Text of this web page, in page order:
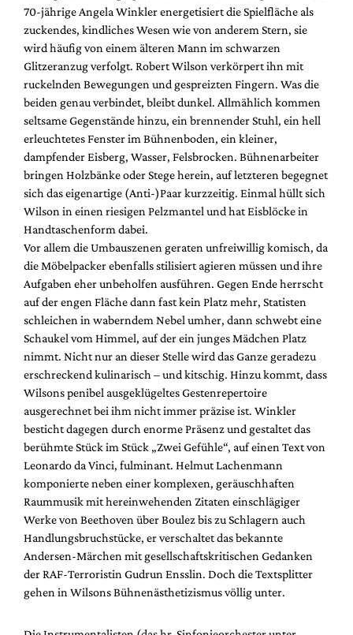
70-jährige Angela Winkler energetisiert die Spielfläche als
zuckendes, kindliches Wesen wie von anderem Stern, sie
wird häufig von einem älteren Mann im schwarzen
Glitzeranzug verfolgt. Robert Wilson verkörpert ihn mit
ruckelnden Bewegungen und gespreizten Fingern. Was die
beiden genau verbindet, bleibt dunkel. Allmählich kommen
seltsame Gegenstände hinzu, ein brennender Stuhl, ein hell
erleuchtetes Fenster im Bühnenboden, ein kleiner,
dampfender Eisberg, Wasser, Felsbrocken. Bühnenarbeiter
bringen Holzbänke oder Stege herein, auf letzteren begegnet
sich das eigenartige (Anti-)Paar kurzzeitig. Einmal hüllt sich
Wilson in einen riesigen Pelzmantel und hat Eisblöcke in
Handtaschenform dabei.
Vor allem die Umbauszenen geraten unfreiwillig komisch, da
die Möbelpacker ebenfalls stilisiert agieren müssen und ihre
Aufgaben eher unbeholfen ausführen. Gegen Ende herrscht
auf der engen Fläche dann fast kein Platz mehr, Statisten
schleichen in waberndem Nebel umher, dann schwebt eine
Schaukel vom Himmel, auf der ein junges Mädchen Platz
nimmt. Nicht nur an dieser Stelle wird das Ganze geradezu
erschreckend kulinarisch – und kitschig. Hinzu kommt, dass
Wilsons penibel ausgeklügeltes Gestenrepertoire
ausgerechnet bei ihm nicht immer präzise ist. Winkler
besticht dagegen durch enorme Präsenz und gestaltet das
berühmte Stück im Stück „Zwei Gefühle“, auf einen Text von
Leonardo da Vinci, fulminant. Helmut Lachenmann
komponierte neben einer komplexen, geräuschhaften
Raummusik mit hereinwehenden Zitaten einschlägiger
Werke von Beethoven über Boulez bis zu Schlagern auch
Handlungsbruchstücke, er verschaltet das bekannte
Andersen-Märchen mit gesellschaftskritischen Gedanken
der RAF-Terroristin Gudrun Ensslin. Doch die Textsplitter
gehen in Wilsons Bühnenästhetizismus völlig unter.